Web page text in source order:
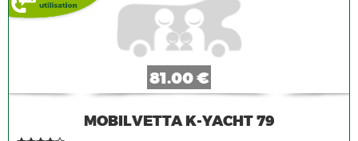
81.00 €
MOBILVETTA K-YACHT 79